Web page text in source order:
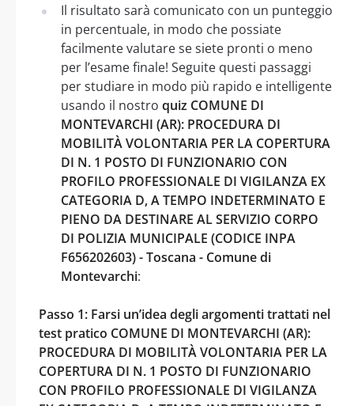
Il risultato sarà comunicato con un punteggio
in percentuale, in modo che possiate
facilmente valutare se siete pronti o meno
per l’esame finale! Seguite questi passaggi
per studiare in modo più rapido e intelligente
usando il nostro quiz COMUNE DI
MONTEVARCHI (AR): PROCEDURA DI
MOBILITÀ VOLONTARIA PER LA COPERTURA
DI N. 1 POSTO DI FUNZIONARIO CON
PROFILO PROFESSIONALE DI VIGILANZA EX
CATEGORIA D, A TEMPO INDETERMINATO E
PIENO DA DESTINARE AL SERVIZIO CORPO
DI POLIZIA MUNICIPALE (CODICE INPA
F656202603) - Toscana - Comune di
Montevarchi:
Passo 1: Farsi un’idea degli argomenti trattati nel
test pratico COMUNE DI MONTEVARCHI (AR):
PROCEDURA DI MOBILITÀ VOLONTARIA PER LA
COPERTURA DI N. 1 POSTO DI FUNZIONARIO
CON PROFILO PROFESSIONALE DI VIGILANZA